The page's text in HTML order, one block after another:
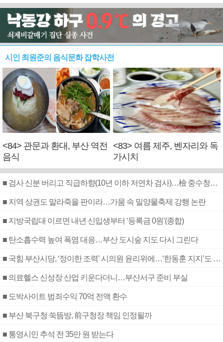
시인 최원준의 음식문화 잡학사전
<84> 관문과 환대, 부산 역전
음식
<83> 여름 제주, 벤자리와 독
가시치
■ 검사 신분 버리고 직급하향(10년 이하 저연차 검사)…檢 중수청행 기피
■ 지역 상권도 말라죽을 판이라…가뭄 속 밀양물축제 강행 논란
■ 지방국립대 이르면 내년 신입생부터 ‘등록금 0원’(종합)
■ 탄소흡수력 높여 폭염 대응…부산 도시숲 지도 다시 그린다
■ 국힘 부산시당, ‘정이한 조력’ 시의원 윤리위에…‘한동훈 지지’도 신고접수
■ 의료헬스 신성장 산업 키운다더니…부산서구 준비 부실
■ 도박사이트 범죄수익 70억 전액 환수
■ 부산 북구청 쑥뜸방, 前구청장 책임 인정될까
■ 통영시민 추석 전 35만 원 받는다